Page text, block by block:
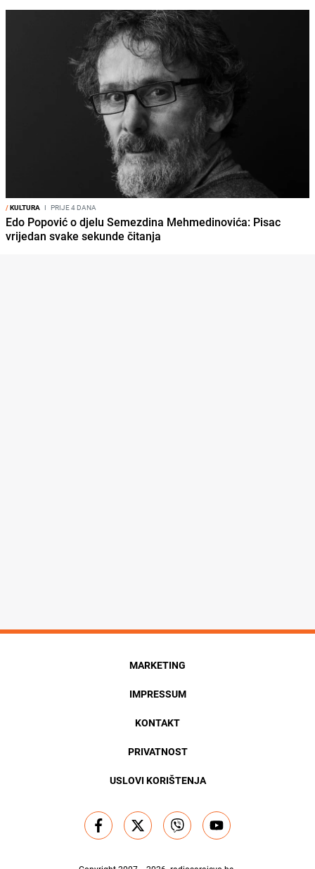
/KULTURA I PRIJE 4 DANA
Edo Popović o djelu Semezdina Mehmedinovića: Pisac
vrijedan svake sekunde čitanja
MARKETING
IMPRESSUM
KONTAKT
PRIVATNOST
USLOVI KORIŠTENJA